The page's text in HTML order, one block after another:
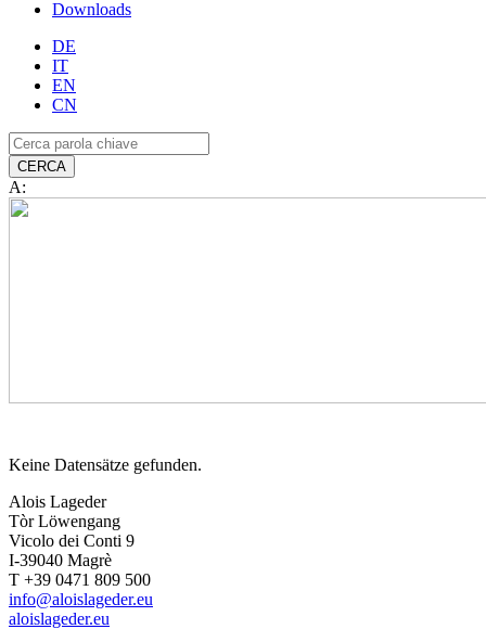
Downloads
DE
IT
EN
CN
A:
Keine Datensätze gefunden.
Alois Lageder
Tòr Löwengang
Vicolo dei Conti 9
I-39040 Magrè
T +39 0471 809 500
info@aloislageder.eu
aloislageder.eu